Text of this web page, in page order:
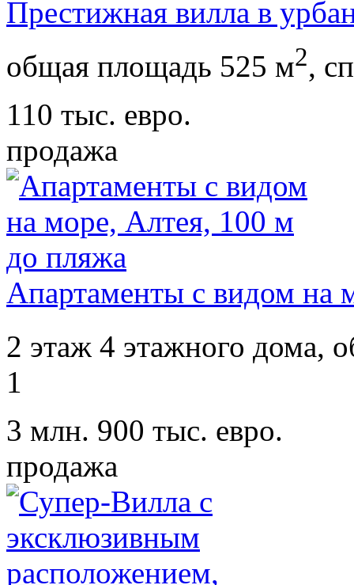
Престижная вилла в
общая площадь 525 м2,
110 тыс. евро.
продажа
Апартаменты с видом на
2 этаж 4 этажного дома,
1
3 млн. 900 тыс. евро.
продажа